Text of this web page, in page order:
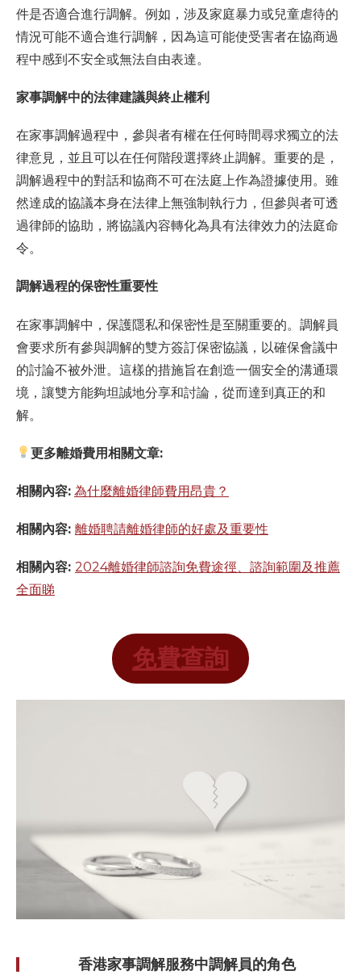
件是否適合進行調解。例如，涉及家庭暴力或兒童虐待的
情況可能不適合進行調解，因為這可能使受害者在協商過
程中感到不安全或無法自由表達。
家事調解中的法律建議與終止權利
在家事調解過程中，參與者有權在任何時間尋求獨立的法
律意見，並且可以在任何階段選擇終止調解。重要的是，
調解過程中的對話和協商不可在法庭上作為證據使用。雖
然達成的協議本身在法律上無強制執行力，但參與者可透
過律師的協助，將協議內容轉化為具有法律效力的法庭命
令。
調解過程的保密性重要性
在家事調解中，保護隱私和保密性是至關重要的。調解員
會要求所有參與調解的雙方簽訂保密協議，以確保會議中
的討論不被外泄。這樣的措施旨在創造一個安全的溝通環
境，讓雙方能夠坦誠地分享和討論，從而達到真正的和
解。
更多離婚費用相關文章:
相關內容: 為什麼離婚律師費用昂貴？
相關內容: 離婚聘請離婚律師的好處及重要性
相關內容: 2024離婚律師諮詢免費途徑、諮詢範圍及推薦
全面睇
免費查詢
香港家事調解服務中調解員的角色